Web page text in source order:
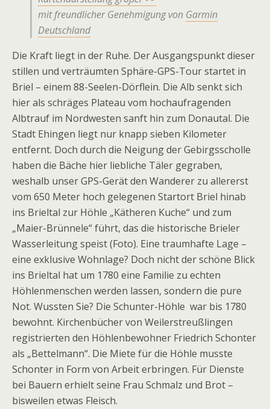
mit freundlicher Genehmigung von Garmin
Deutschland
Die Kraft liegt in der Ruhe. Der Ausgangspunkt dieser
stillen und verträumten Sphäre-GPS-Tour startet in
Briel – einem 88-Seelen-Dörflein. Die Alb senkt sich
hier als schräges Plateau vom hochaufragenden
Albtrauf im Nordwesten sanft hin zum Donautal. Die
Stadt Ehingen liegt nur knapp sieben Kilometer
entfernt. Doch durch die Neigung der Gebirgsscholle
haben die Bäche hier liebliche Täler gegraben,
weshalb unser GPS-Gerät den Wanderer zu allererst
vom 650 Meter hoch gelegenen Startort Briel hinab
ins Brieltal zur Höhle „Kätheren Kuche“ und zum
„Maier-Brünnele“ führt, das die historische Brieler
Wasserleitung speist (Foto). Eine traumhafte Lage –
eine exklusive Wohnlage? Doch nicht der schöne Blick
ins Brieltal hat um 1780 eine Familie zu echten
Höhlenmenschen werden lassen, sondern die pure
Not. Wussten Sie? Die Schunter-Höhle war bis 1780
bewohnt. Kirchenbücher von Weiler­streußlingen
registrierten den Höhlenbewohner Friedrich Schonter
als „Bettelmann“. Die Miete für die Höhle musste
Schonter in Form von Arbeit erbringen. Für Diens­te
bei Bauern erhielt seine Frau Schmalz und Brot –
bisweilen etwas Fleisch.